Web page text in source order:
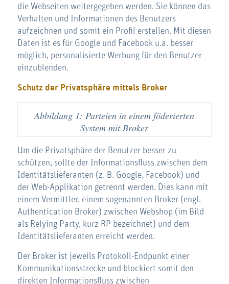
die Webseiten weitergegeben werden. Sie können das
Verhalten und Informationen des Benutzers
aufzeichnen und somit ein Profil erstellen. Mit diesen
Daten ist es für Google und Facebook u.a. besser
möglich, personalisierte Werbung für den Benutzer
einzublenden.
Schutz der Privatsphäre mittels Broker
Abbildung 1: Parteien in einem föderierten
System mit Broker
Um die Privatsphäre der Benutzer besser zu
schützen, sollte der Informationsfluss zwischen dem
Identitätslieferanten (z. B. Google, Facebook) und
der Web-Applikation getrennt werden. Dies kann mit
einem Vermittler, einem sogenannten Broker (engl.
Authentication Broker) zwischen Webshop (im Bild
als Relying Party, kurz RP bezeichnet) und dem
Identitätslieferanten erreicht werden.
Der Broker ist jeweils Protokoll-Endpunkt einer
Kommunikationsstrecke und blockiert somit den
direkten Informationsfluss zwischen